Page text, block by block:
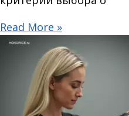
Read More »